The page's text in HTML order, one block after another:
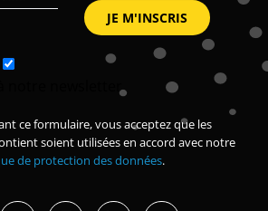
notre newsletter
ce formulaire, vous acceptez que les
soient utilisées en accord avec notre
de protection des données.